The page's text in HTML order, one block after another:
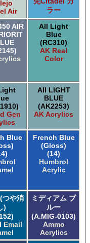
Air
ラー
AIR
AII Light
Blue
(RC310)
AK Real
Color
Gen
AII LIGHT
BLUE
(AK2253)
AK Acrylics
Blue
French Blue
(Gloss)
(14)
Humbrol
Acrylic
つや消
)
Email
ミディアム ブ
ルー
(A.MIG-0103)
Ammo
Acrylics